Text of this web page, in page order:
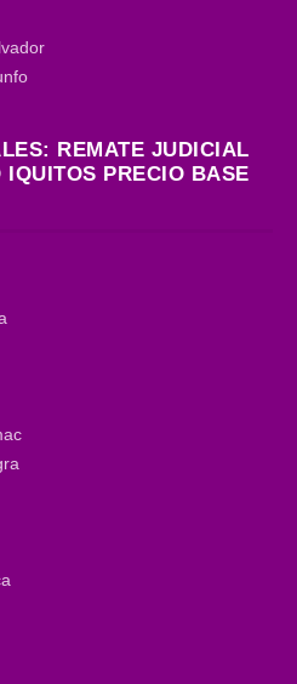
REMATE JUDICIAL
IQUITOS PRECIO BASE